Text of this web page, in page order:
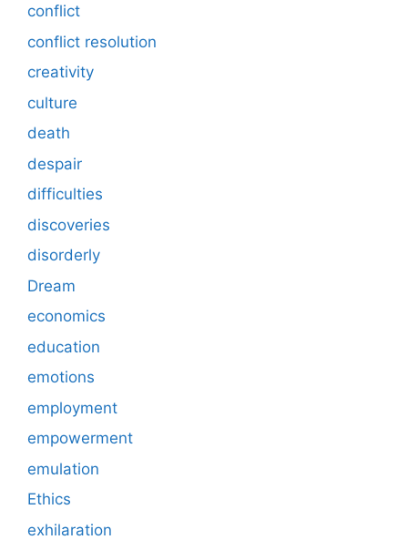
conflict
conflict resolution
creativity
culture
death
despair
difficulties
discoveries
disorderly
Dream
economics
education
emotions
employment
empowerment
emulation
Ethics
exhilaration